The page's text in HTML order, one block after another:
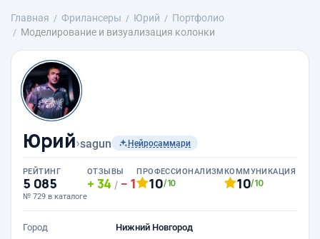
Главная Фрилансеры Юрий
Портфолио
Моделирование и визуализация колонки
Юрий›sagun Нейросаммари
РЕЙТИНГ
5 085
№ 729 в каталоге
ОТЗЫВЫ
34 / 1
ПРОФЕССИОНАЛИЗМ
10/10
КОММУНИКАЦИЯ
10/10
Город
Нижний Новгород